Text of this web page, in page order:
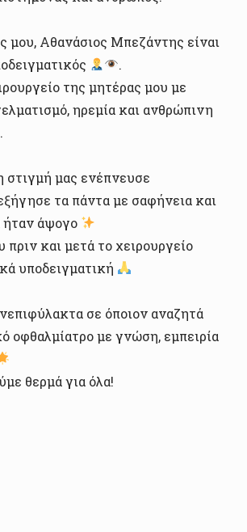
μου, Αθανάσιος Μπεζάντης είναι
.
της μητέρας μου με
ηρεμία και ανθρώπινη
.
μας ενέπνευσε
τα πάντα με σαφήνεια και
ήταν άψογο
πριν και μετά το χειρουργείο
υποδειγματική
σε όποιον αναζητά
οφθαλμίατρο με γνώση, εμπειρία
θερμά για όλα!